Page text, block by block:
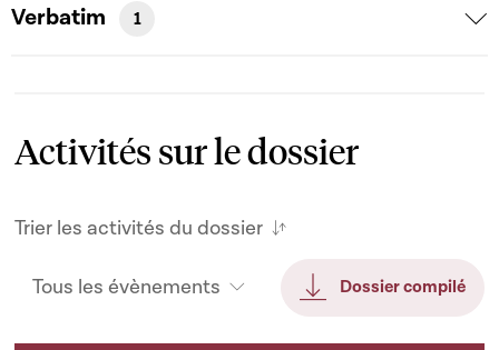
Verbatim 1
Activités sur le dossier
Trier les activités du dossier
Tous les évènements Dossier compilé